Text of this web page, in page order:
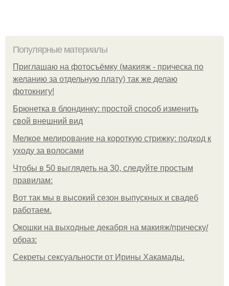
Популярные материалы
Приглашаю на фотосъёмку (макияж - прическа по
желанию за отдельную плату) так же делаю
фотокнигу!
Брюнетка в блондинку: простой способ изменить
свой внешний вид
Мелкое мелирование на короткую стрижку: подход к
уходу за волосами
Чтобы в 50 выглядеть на 30, следуйте простым
правилам:
Вот так мы в высокий сезон выпускных и свадеб
работаем.
Окошки на выходные декабря на макияж/прическу/
образ:
Секреты сексуальности от Ирины Хакамады.